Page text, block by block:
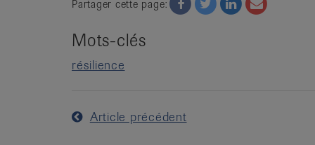
Partager cette page: Facebook
TwitterTwitterEmail
Mots-clés
résilience
Article précédent